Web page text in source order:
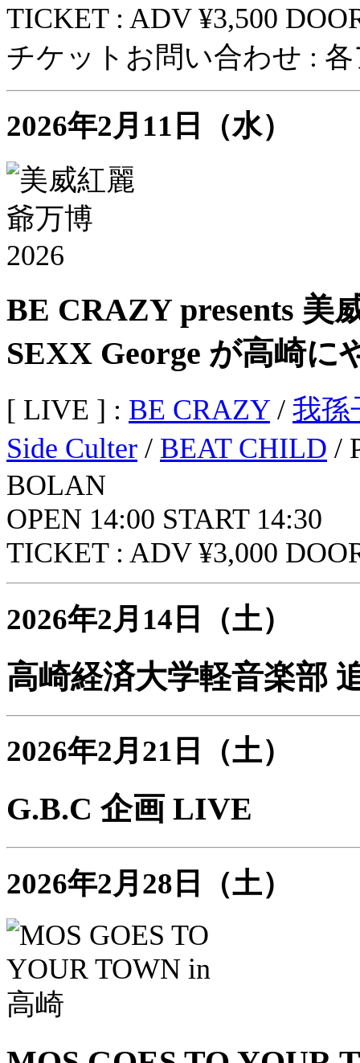
TICKET : ADV ¥3,500
チケットお問い合わせ :
2026年2月11日（水）
BE CRAZY presents 美
SEXX George が高崎に
[ LIVE ] : BE CRAZY / 我孫
Side Culter / BEAT CHILD /
BOLAN
OPEN 14:00 START 14:30
TICKET : ADV ¥3,000
2026年2月14日（土）
高崎経済大学軽音楽部
2026年2月21日（土）
G.B.C 企画 LIVE
2026年2月28日（土）